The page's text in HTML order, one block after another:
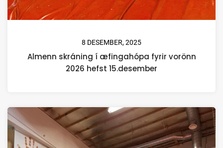
8 DESEMBER, 2025
Almenn skráning í æfingahópa fyrir vorönn
2026 hefst 15.desember